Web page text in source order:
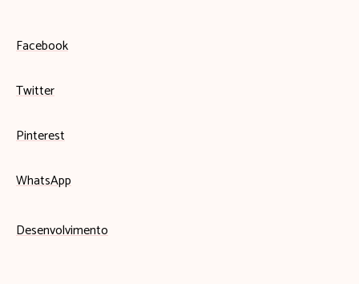
Facebook
Twitter
Pinterest
WhatsApp
Desenvolvimento